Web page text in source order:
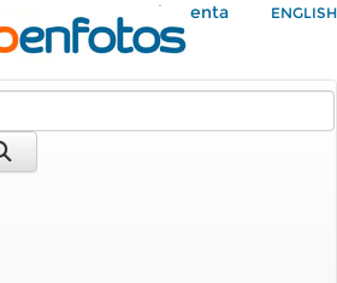
Mi Cuenta ENGLISH